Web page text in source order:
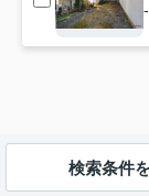
検索条件